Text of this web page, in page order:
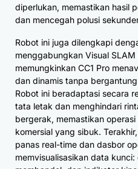
diperlukan, memastikan hasil
dan mencegah polusi
Robot ini juga dilengkapi
menggabungkan Visual
memungkinkan CC1 Pro
dan dinamis tanpa
Robot ini beradaptasi secara
tata letak dan menghindari
bergerak, memastikan
komersial yang sibuk.
panas real-time dan dasbor
memvisualisasikan data